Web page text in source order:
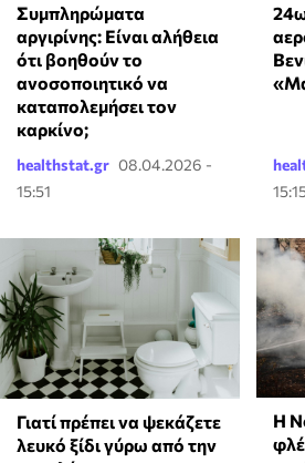
⁠Συμπληρώματα
αργιρίνης: Είναι αλήθεια
ότι βοηθούν το
ανοσοποιητικό να
καταπολεμήσει τον
καρκίνο;
healthstat.gr 08.04.2026 -
15:51
Γιατί πρέπει να ψεκάζετε
λευκό ξίδι γύρω από την
Η